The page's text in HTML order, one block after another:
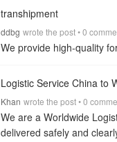
米，配货毛重一般为17.5
吨，体积为54立方米。40
运输货物到澳洲的可以联
排海运、空运、小包、整
物、移民搬家货物、建材
酒类等。新加坡海运空运
天装柜发货。清关：清关
量、打包。中国海运到新
拼柜：可从广州海运到新
装箱货柜海运到新加坡。
28立方米. 40尺柜：内容
transhipment
ddbg wrote the post • 0
We provide high-quality
Logistic Service China to
Khan wrote the post • 0
We are a Worldwide
delivered safely and